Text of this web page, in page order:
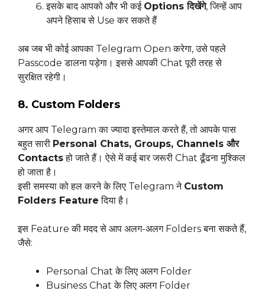
इसके बाद आपको और भी कई Options दिखेंगे, जिन्हें आप
अपने हिसाब से Use कर सकते हैं
अब जब भी कोई आपका Telegram Open करेगा, उसे पहले
Passcode डालना पड़ेगा। इससे आपकी Chat पूरी तरह से
सुरक्षित रहेगी।
8. Custom Folders
अगर आप Telegram का ज्यादा इस्तेमाल करते हैं, तो आपके पास
बहुत सारी Personal Chats, Groups, Channels और
Contactsहो जाते हैं। ऐसे में कई बार जरूरी Chat ढूँढना मुश्किल
हो जाता है।
इसी समस्या को हल करने के लिए Telegram ने Custom
Folders Feature दिया है।
इस Feature की मदद से आप अलग-अलग Folders बना सकते हैं,
जैसे:
Personal Chat के लिए अलग Folder
Business Chat के लिए अलग Folder